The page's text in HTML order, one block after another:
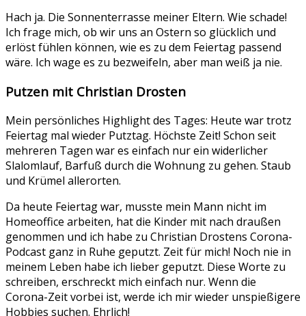
Hach ja. Die Sonnenterrasse meiner Eltern. Wie schade!
Ich frage mich, ob wir uns an Ostern so glücklich und
erlöst fühlen können, wie es zu dem Feiertag passend
wäre. Ich wage es zu bezweifeln, aber man weiß ja nie.
Putzen mit Christian Drosten
Mein persönliches Highlight des Tages: Heute war trotz
Feiertag mal wieder Putztag. Höchste Zeit! Schon seit
mehreren Tagen war es einfach nur ein widerlicher
Slalomlauf, Barfuß durch die Wohnung zu gehen. Staub
und Krümel allerorten.
Da heute Feiertag war, musste mein Mann nicht im
Homeoffice arbeiten, hat die Kinder mit nach draußen
genommen und ich habe zu Christian Drostens Corona-
Podcast ganz in Ruhe geputzt. Zeit für mich! Noch nie in
meinem Leben habe ich lieber geputzt. Diese Worte zu
schreiben, erschreckt mich einfach nur. Wenn die
Corona-Zeit vorbei ist, werde ich mir wieder unspießigere
Hobbies suchen. Ehrlich!